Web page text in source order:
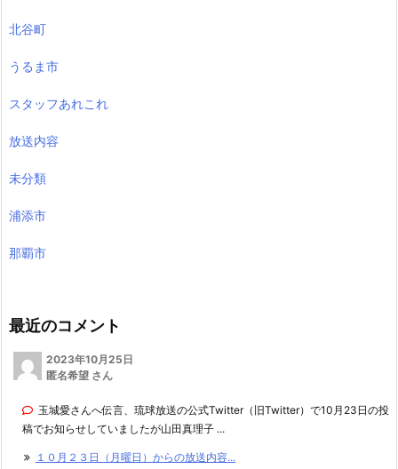
北谷町
うるま市
スタッフあれこれ
放送内容
未分類
浦添市
那覇市
最近のコメント
2023年10月25日
匿名希望 さん
玉城愛さんへ伝言、琉球放送の公式Twitter（旧Twitter）で10月23日の投
稿でお知らせしていましたが山田真理子 ...
１０月２３日（月曜日）からの放送内容...